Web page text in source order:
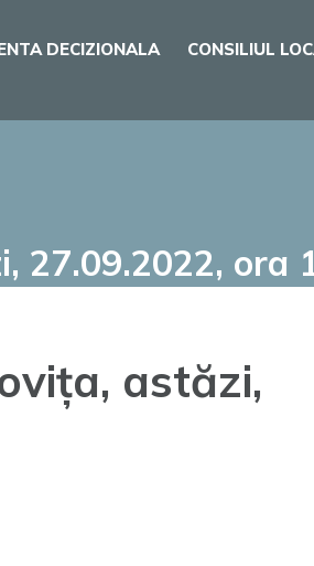
DECIZIONALA CONSILIUL
27.09.2022, ora
astăzi,